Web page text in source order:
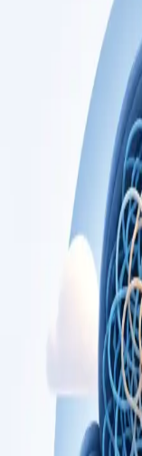
Consulta de
Consulta com
dos Médicos.
gestão de doença
opiniões, por
Consulta de
Segunda opinião
tratamento
Ordem dos